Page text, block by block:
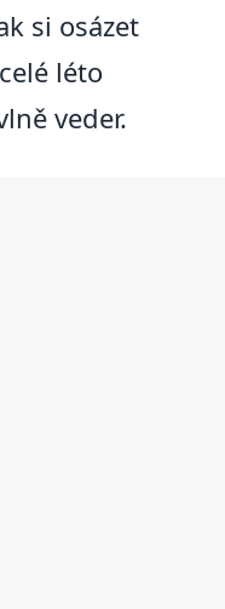
si osázet
léto
veder.